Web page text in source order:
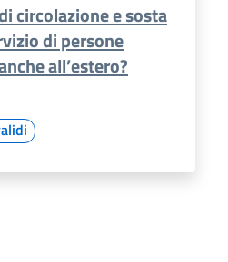
circolazione e sosta
di persone
all’estero?